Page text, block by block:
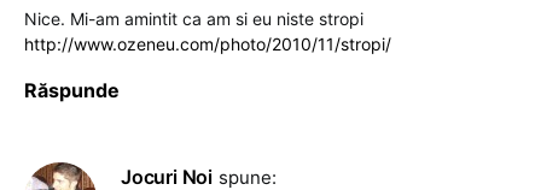
Nice. Mi-am amintit ca am si eu niste stropi
http://www.ozeneu.com/photo/2010/11/stropi/
Răspunde
Jocuri Noi spune: